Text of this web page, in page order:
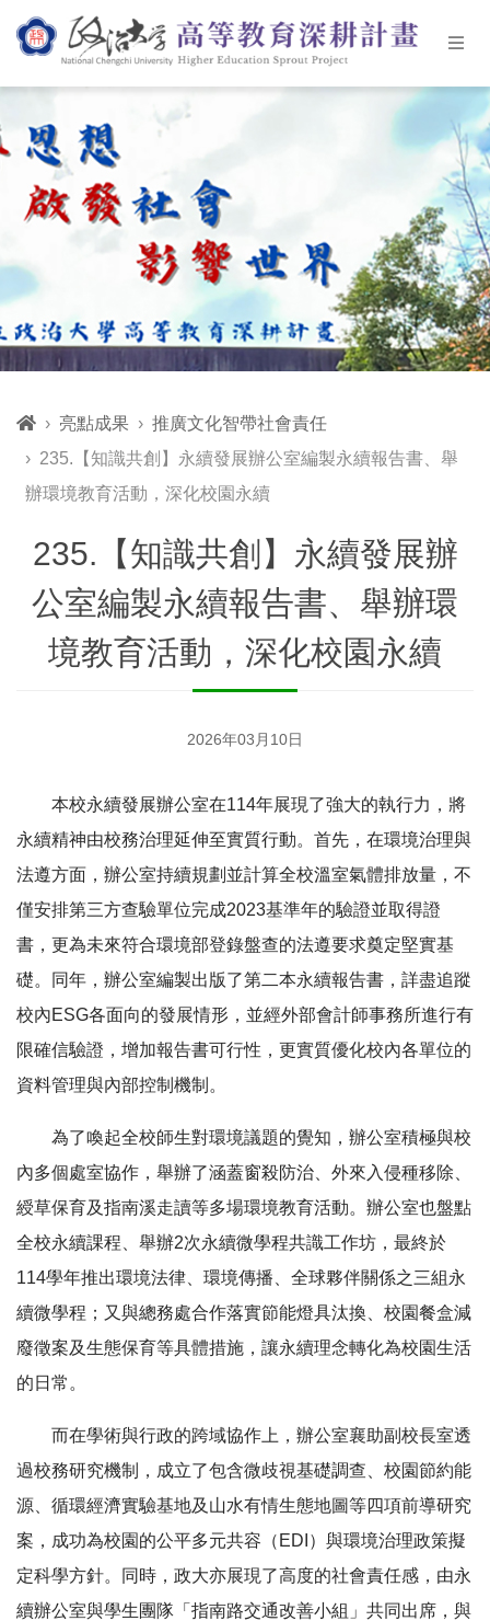
亮點成果
推廣文化智帶社會責任
235.【知識共創】永續發展辦公室編製永續報告書、舉
辦環境教育活動，深化校園永續
235.【知識共創】永續發展辦
公室編製永續報告書、舉辦環
境教育活動，深化校園永續
2026年03月10日
本校永續發展辦公室在114年展現了強大的執行力，將
永續精神由校務治理延伸至實質行動。首先，在環境治理與
法遵方面，辦公室持續規劃並計算全校溫室氣體排放量，不
僅安排第三方查驗單位完成2023基準年的驗證並取得證
書，更為未來符合環境部登錄盤查的法遵要求奠定堅實基
礎。同年，辦公室編製出版了第二本永續報告書，詳盡追蹤
校內ESG各面向的發展情形，並經外部會計師事務所進行有
限確信驗證，增加報告書可行性，更實質優化校內各單位的
資料管理與內部控制機制。
為了喚起全校師生對環境議題的覺知，辦公室積極與校
內多個處室協作，舉辦了涵蓋窗殺防治、外來入侵種移除、
綬草保育及指南溪走讀等多場環境教育活動。辦公室也盤點
全校永續課程、舉辦2次永續微學程共識工作坊，最終於
114學年推出環境法律、環境傳播、全球夥伴關係之三組永
續微學程；又與總務處合作落實節能燈具汰換、校園餐盒減
廢徵案及生態保育等具體措施，讓永續理念轉化為校園生活
的日常。
而在學術與行政的跨域協作上，辦公室襄助副校長室透
過校務研究機制，成立了包含微歧視基礎調查、校園節約能
源、循環經濟實驗基地及山水有情生態地圖等四項前導研究
案，成功為校園的公平多元共容（EDI）與環境治理政策擬
定科學方針。同時，政大亦展現了高度的社會責任感，由永
續辦公室與學生團隊「指南路交通改善小組」共同出席，與